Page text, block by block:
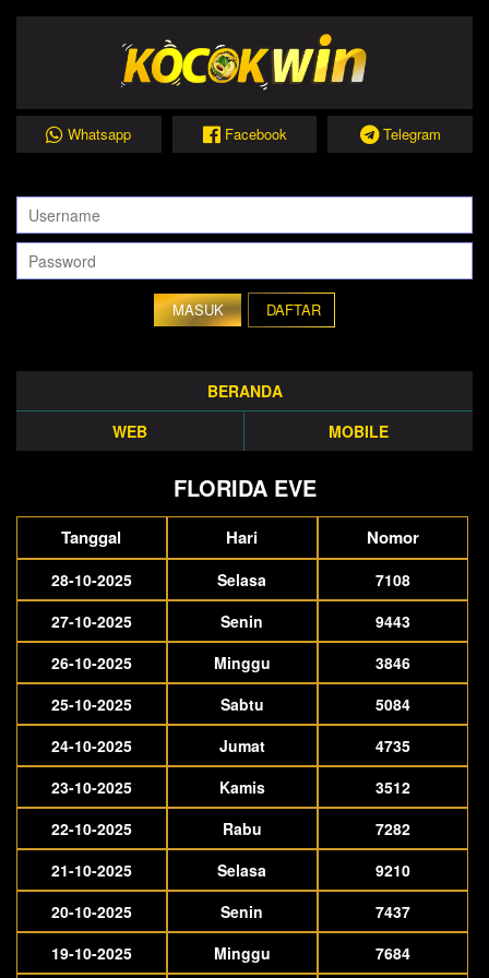
Whatsapp Facebook Telegram
DAFTAR
BERANDA
WEB
MOBILE
FLORIDA EVE
Tanggal Hari Nomor
28-10-2025 Selasa
7108
27-10-2025
Senin
9443
26-10-2025
Minggu
3846
25-10-2025
Sabtu
5084
24-10-2025
Jumat
4735
23-10-2025
Kamis
3512
22-10-2025
Rabu
7282
21-10-2025
Selasa
9210
20-10-2025
Senin
7437
19-10-2025
Minggu 7684